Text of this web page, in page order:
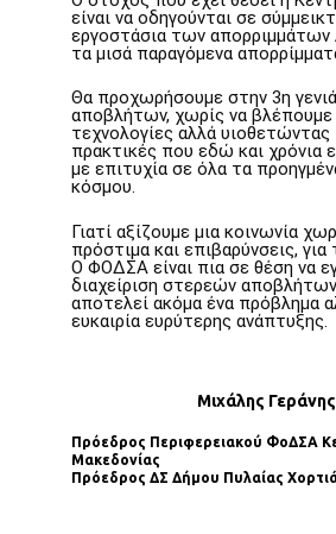
είναι να οδηγούνται σε
εργοστάσια των απορριμμάτων
τα μισά παραγόμενα
Θα προχωρήσουμε στην 3η γενιά
αποβλήτων, χωρίς να βλέπουμε
τεχνολογίες αλλά υιοθετώντας
πρακτικές που εδώ και χρόνια
με επιτυχία σε όλα τα
κόσμου.
Γιατί αξίζουμε μια κοινωνία
πρόστιμα και επιβαρύνσεις,
Ο ΦΟΔΣΑ είναι πια σε θέση να
διαχείριση στερεών
αποτελεί ακόμα ένα πρόβλημα
ευκαιρία ευρύτερης ανάπτυξης.
Μιχάλης Γεράνης
Πρόεδρος Περιφερειακού ΦοΔΣΑ
Μακεδονίας
Πρόεδρος ΔΣ Δήµου Πυλαίας